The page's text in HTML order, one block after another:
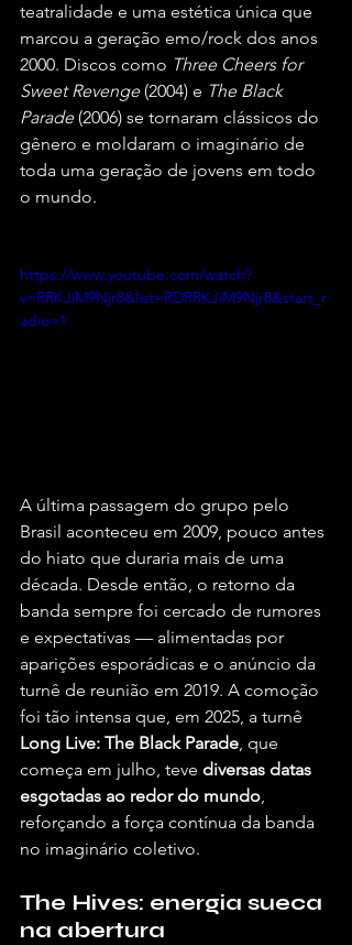
teatralidade e uma estética única que
marcou a geração emo/rock dos anos
2000. Discos como Three Cheers for
Sweet Revenge (2004) e The Black
Parade (2006) se tornaram clássicos do
gênero e moldaram o imaginário de
toda uma geração de jovens em todo
o mundo.
https://www.youtube.com/watch?
v=RRKJiM9Njr8&list=RDRRKJiM9Njr8&start_r
adio=1
A última passagem do grupo pelo
Brasil aconteceu em 2009, pouco antes
do hiato que duraria mais de uma
década. Desde então, o retorno da
banda sempre foi cercado de rumores
e expectativas — alimentadas por
aparições esporádicas e o anúncio da
turnê de reunião em 2019. A comoção
foi tão intensa que, em 2025, a turnê
Long Live: The Black Parade, que
começa em julho, teve diversas datas
esgotadas ao redor do mundo,
reforçando a força contínua da banda
no imaginário coletivo.
The Hives: energia sueca
na abertura